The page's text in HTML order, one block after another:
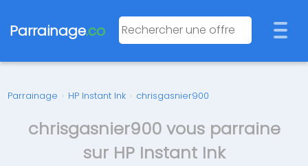
Parrainage.co
Parrainage › HP Instant Ink › chrisgasnier900
chrisgasnier900 vous parraine
sur HP Instant Ink